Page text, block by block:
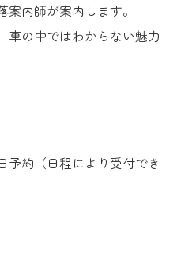
内師が案内します。
車の中ではわからない魅力
予約（日程により受付でき